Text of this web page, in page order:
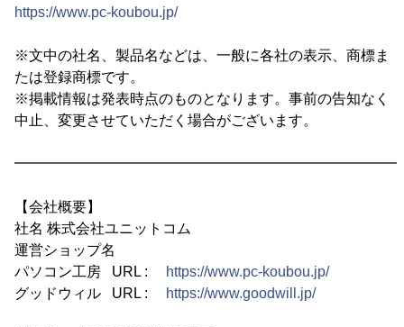
https://www.pc-koubou.jp/
※文中の社名、製品名などは、一般に各社の表示、商標ま
たは登録商標です。
※掲載情報は発表時点のものとなります。事前の告知なく
中止、変更させていただく場合がございます。
【会社概要】
社名 株式会社ユニットコム
運営ショップ名
パソコン工房 URL :
https://www.pc-koubou.jp/
グッドウィル URL :
https://www.goodwill.jp/